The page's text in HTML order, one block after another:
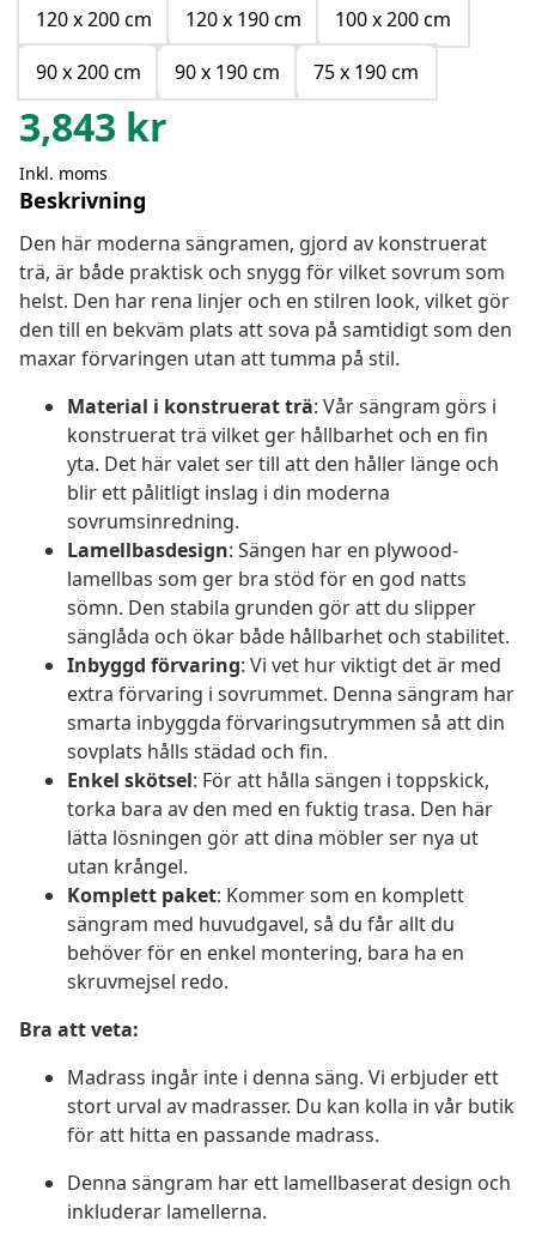
120 x 200 cm
120 x 190 cm
100 x 200 cm
90 x 200 cm
90 x 190 cm 75 x 190 cm
3,843 kr
Inkl. moms
Beskrivning
Den här moderna sängramen, gjord av konstruerat
trä, är både praktisk och snygg för vilket sovrum som
helst. Den har rena linjer och en stilren look, vilket gör
den till en bekväm plats att sova på samtidigt som den
maxar förvaringen utan att tumma på stil.
Material i konstruerat trä: Vår sängram görs i
konstruerat trä vilket ger hållbarhet och en fin
yta. Det här valet ser till att den håller länge och
blir ett pålitligt inslag i din moderna
sovrumsinredning.
Lamellbasdesign: Sängen har en plywood-
lamellbas som ger bra stöd för en god natts
sömn. Den stabila grunden gör att du slipper
sänglåda och ökar både hållbarhet och stabilitet.
Inbyggd förvaring: Vi vet hur viktigt det är med
extra förvaring i sovrummet. Denna sängram har
smarta inbyggda förvaringsutrymmen så att din
sovplats hålls städad och fin.
Enkel skötsel: För att hålla sängen i toppskick,
torka bara av den med en fuktig trasa. Den här
lätta lösningen gör att dina möbler ser nya ut
utan krångel.
Komplett paket: Kommer som en komplett
sängram med huvudgavel, så du får allt du
behöver för en enkel montering, bara ha en
skruvmejsel redo.
Bra att veta:
Madrass ingår inte i denna säng. Vi erbjuder ett
stort urval av madrasser. Du kan kolla in vår butik
för att hitta en passande madrass.
Denna sängram har ett lamellbaserat design och
inkluderar lamellerna.